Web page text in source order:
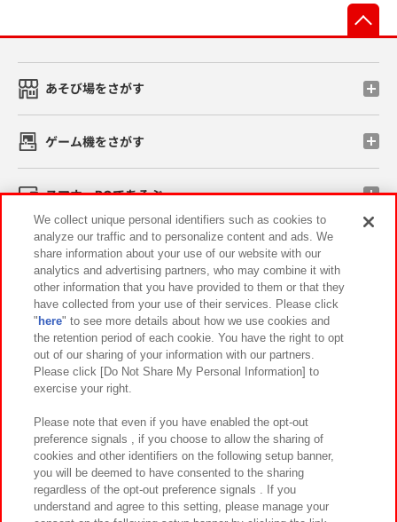
あそび場をさがす
ゲーム機をさがす
スマホ・PCであそぶ
イベント・キャンペーン
関連会社 サステナビリティ サイトポリシー
プライバシーポリシー ウェブアクセシビリティ方針と検証結果
お取引先さまとともに
カスタマーハラスメント対応方針 よくあるご質問・お問い合わせ
We collect unique personal identifiers such as cookies to
analyze our traffic and to personalize content and ads. We
share information about your use of our website with our
analytics and advertising partners, who may combine it with
other information that you have provided to them or that they
have collected from your use of their services. Please click
" here" to see more details about how we use cookies and
the retention period of each cookie. You have the right to opt
out of our sharing of your information with our partners.
Please click [Do Not Share My Personal Information] to
exercise your right.
Please note that even if you have enabled the opt-out
preference signals , if you choose to allow the sharing of
cookies and other identifiers on the following setup banner,
you will be deemed to have consented to the sharing
regardless of the opt-out preference signals . If you
understand and agree to this setting, please manage your